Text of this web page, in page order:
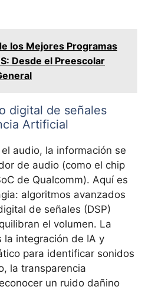
los Mejores Programas
Desde el Preescolar
digital de señales
Artificial
audio, la información se
de audio (como el chip
de Qualcomm). Aquí es
algoritmos avanzados
de señales (DSP)
el volumen. La
la integración de IA y
para identificar sonidos
la transparencia
un ruido dañino